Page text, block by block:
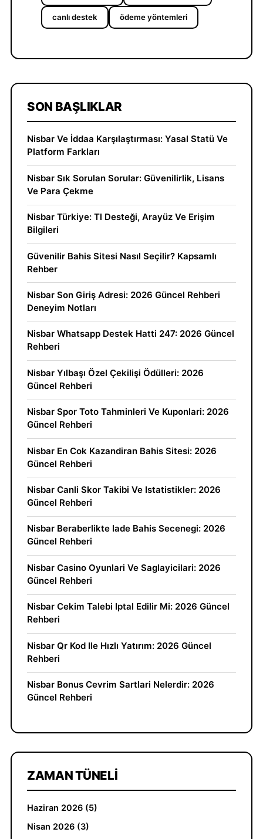
canlı destek ödeme yöntemleri
SON BAŞLIKLAR
Nisbar Ve İddaa Karşılaştırması: Yasal Statü Ve
Platform Farkları
Nisbar Sık Sorulan Sorular: Güvenilirlik, Lisans
Ve Para Çekme
Nisbar Türkiye: Tl Desteği, Arayüz Ve Erişim
Bilgileri
Güvenilir Bahis Sitesi Nasıl Seçilir? Kapsamlı
Rehber
Nisbar Son Giriş Adresi: 2026 Güncel Rehberi
Deneyim Notları
Nisbar Whatsapp Destek Hatti 247: 2026 Güncel
Rehberi
Nisbar Yılbaşı Özel Çekilişi Ödülleri: 2026
Güncel Rehberi
Nisbar Spor Toto Tahminleri Ve Kuponlari: 2026
Güncel Rehberi
Nisbar En Cok Kazandiran Bahis Sitesi: 2026
Güncel Rehberi
Nisbar Canli Skor Takibi Ve Istatistikler: 2026
Güncel Rehberi
Nisbar Beraberlikte Iade Bahis Secenegi: 2026
Güncel Rehberi
Nisbar Casino Oyunlari Ve Saglayicilari: 2026
Güncel Rehberi
Nisbar Cekim Talebi Iptal Edilir Mi: 2026 Güncel
Rehberi
Nisbar Qr Kod Ile Hızlı Yatırım: 2026 Güncel
Rehberi
Nisbar Bonus Cevrim Sartlari Nelerdir: 2026
Güncel Rehberi
ZAMAN TÜNELI
Haziran 2026 (5)
Nisan 2026 (3)